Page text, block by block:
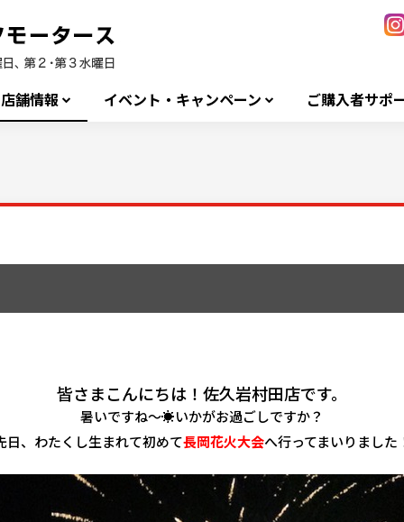
店舗情報 イベント・キャンペーン ご購入者サポ
皆さまこんにちは！佐久岩村田店です。
暑いですね～☀いかがお過ごしですか？
日、わたくし生まれて初めて長岡花火大会へ行ってまいりました